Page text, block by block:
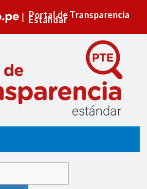
Portal de Transparencia
Estándar